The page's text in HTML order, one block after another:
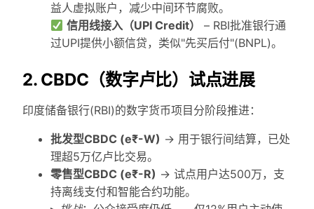
益人虚拟账户，减少中间环节腐败。
信用线接入（UPI Credit）
– RBI批准银行通
过UPI提供小额信贷，类似"先买后付"(BNPL)。
2. CBDC（数字卢比）试点进展
印度储备银行(RBI)的数字货币项目分阶段推进：
批发型CBDC (e₹-W) → 用于银行间结算，已处
理超5万亿卢比交易。
零售型CBDC (e₹-R) → 试点用户达500万，支
持离线支付和智能合约功能。